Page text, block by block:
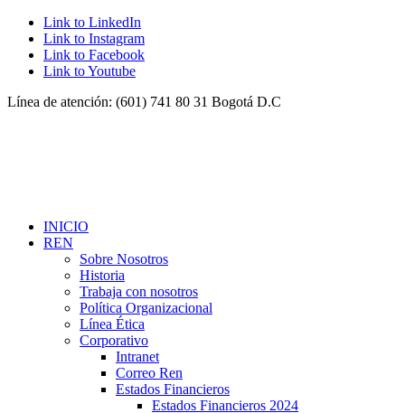
Link to LinkedIn
Link to Instagram
Link to Facebook
Link to Youtube
Línea de atención: (601) 741 80 31 Bogotá D.C
INICIO
REN
Sobre Nosotros
Historia
Trabaja con nosotros
Política Organizacional
Línea Ética
Corporativo
Intranet
Correo Ren
Estados Financieros
Estados Financieros 2024